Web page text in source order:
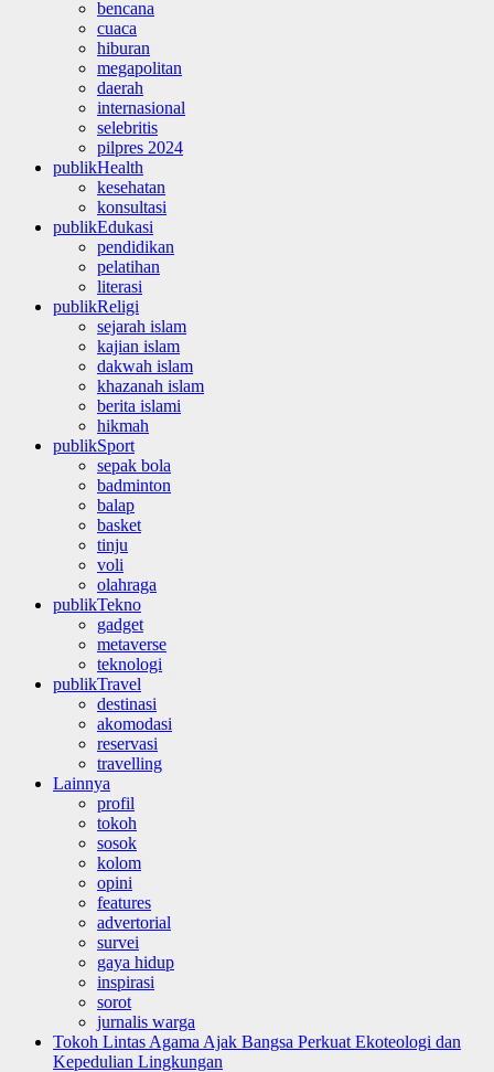
bencana
cuaca
hiburan
megapolitan
daerah
internasional
selebritis
pilpres 2024
publikHealth
kesehatan
konsultasi
publikEdukasi
pendidikan
pelatihan
literasi
publikReligi
sejarah islam
kajian islam
dakwah islam
khazanah islam
berita islami
hikmah
publikSport
sepak bola
badminton
balap
basket
tinju
voli
olahraga
publikTekno
gadget
metaverse
teknologi
publikTravel
destinasi
akomodasi
reservasi
travelling
Lainnya
profil
tokoh
sosok
kolom
opini
features
advertorial
survei
gaya hidup
inspirasi
sorot
jurnalis warga
Tokoh Lintas Agama Ajak Bangsa Perkuat Ekoteologi dan
Kepedulian Lingkungan